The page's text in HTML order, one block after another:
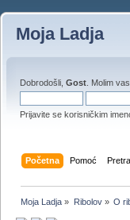
Moja Ladja
Dobrodošli, Gost . Molim vas
Prijavite se korisničkim
Početna Pomoć
Moja Ladja » Ribolov» O